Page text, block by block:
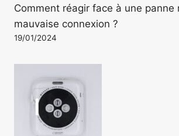
Comment réagir face à une panne
mauvaise connexion ?
19/01/2024